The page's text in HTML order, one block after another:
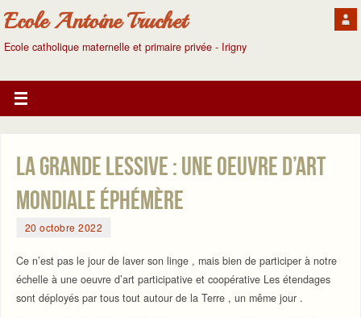
Ecole Antoine Truchet
Ecole catholique maternelle et primaire privée - Irigny
La grande lessive : une oeuvre d’art
mondiale éphémère
20 octobre 2022
Ce n’est pas le jour de laver son linge , mais bien de participer à notre
échelle à une oeuvre d’art participative et coopérative Les étendages
sont déployés par tous tout autour de la Terre , un même jour .